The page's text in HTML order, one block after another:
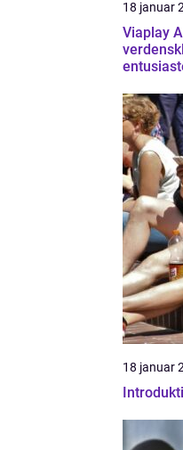
18 januar
Viaplay
18 januar